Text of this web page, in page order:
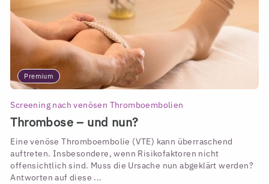
Premium
Screening nach venösen Thromboembolien
Thrombose – und nun?
Eine venöse Thromboembolie (VTE) kann überraschend
auftreten. Insbesondere, wenn Risikofaktoren nicht
offensichtlich sind. Muss die Ursache nun abgeklärt werden?
Antworten auf diese ...